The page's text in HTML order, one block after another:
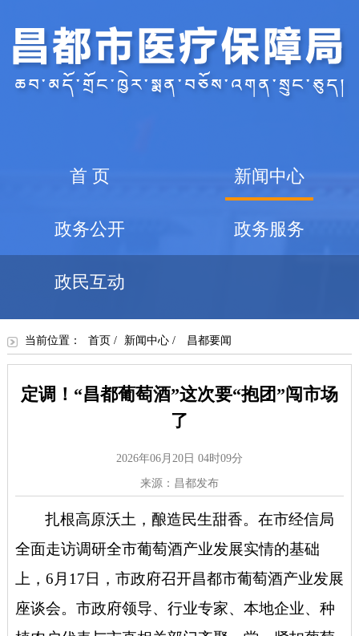
首 页 新闻中心
政务公开 政务服务
政民互动
当前位置： 首页 / 新闻中心/ 昌都要闻
定调！“昌都葡萄酒”这次要“抱团”闯市场
了
2026年06月20日 04时09分
来源：昌都发布
扎根高原沃土，酿造民生甜香。在市经信局
全面走访调研全市葡萄酒产业发展实情的基础
上， 6月17日，市政府召开昌都市葡萄酒产业发展
座谈会。市政府领导、行业专家、本地企业、种